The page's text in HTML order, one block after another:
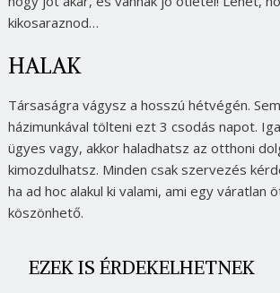
kikosaraznod…
HALAK
Társaságra vágysz a hosszú hétvégén.
házimunkával tölteni ezt 3 csodás napot.
ügyes vagy, akkor haladhatsz az otthoni
kimozdulhatsz. Minden csak szervezés
ha ad hoc alakul ki valami, ami egy váratlan
köszönhető.
EZEK IS ÉRDEKELHETNEK